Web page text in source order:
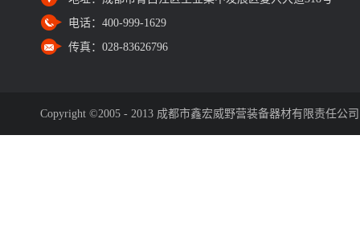
电话： 400-999-1629
传真： 028-83626796
Copyright ©2005 - 2013 成都市鑫宏威野营装备器材有限责任公司